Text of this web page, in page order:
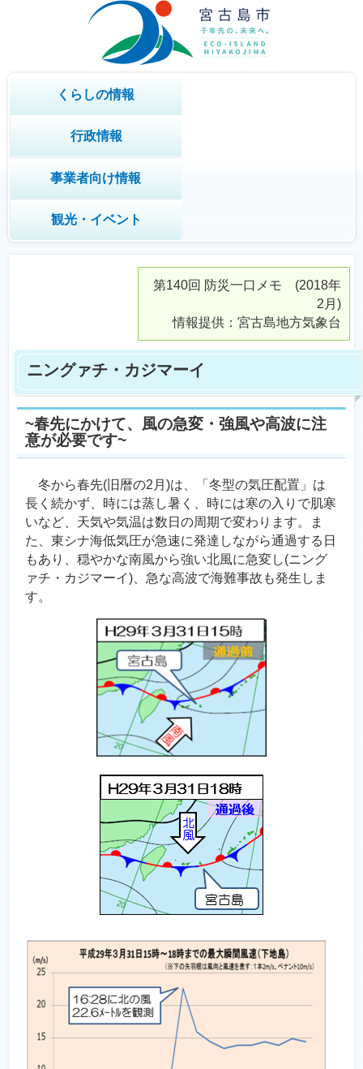
くらしの情報
行政情報
事業者向け情報
観光・イベント
第140回 防災一口メモ (2018年
2月)
情報提供：宮古島地方気象台
ニングァチ・カジマーイ
~春先にかけて、風の急変・強風や高波に注
意が必要です~
冬から春先(旧暦の2月)は、「冬型の気圧配置」は
長く続かず、時には蒸し暑く、時には寒の入りで肌寒
いなど、天気や気温は数日の周期で変わります。ま
た、東シナ海低気圧が急速に発達しながら通過する日
もあり、穏やかな南風から強い北風に急変し(ニング
ァチ・カジマーイ)、急な高波で海難事故も発生しま
す。